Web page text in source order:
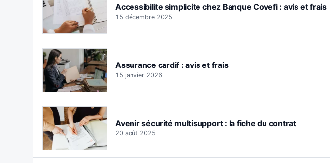
Accessibilite simplicite chez Banque Covefi : avis et frais
15 décembre 2025
Assurance cardif : avis et frais
15 janvier 2026
Avenir sécurité multisupport : la fiche du contrat
20 août 2025